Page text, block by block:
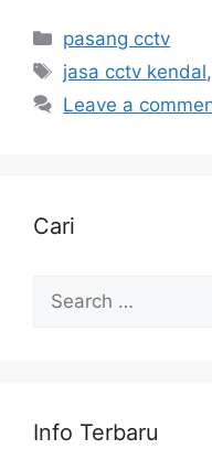
Categories
pasang cctv
Tags
jasa cctv kendal
Leave a
Cari
for:
Info Terbaru